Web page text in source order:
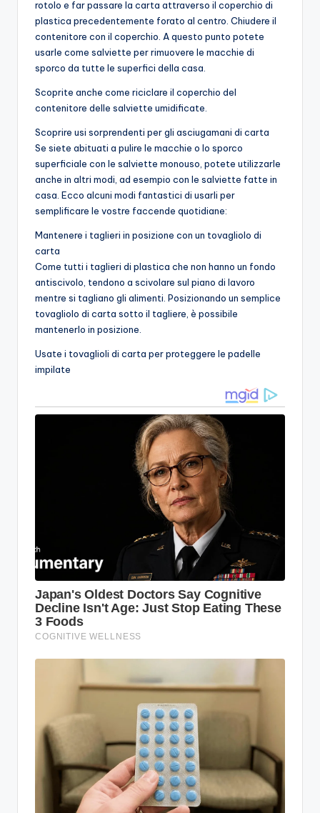
rotolo e far passare la carta attraverso il coperchio di
plastica precedentemente forato al centro. Chiudere il
contenitore con il coperchio. A questo punto potete
usarle come salviette per rimuovere le macchie di
sporco da tutte le superfici della casa.
Scoprite anche come riciclare il coperchio del
contenitore delle salviette umidificate.
Scoprire usi sorprendenti per gli asciugamani di carta
Se siete abituati a pulire le macchie o lo sporco
superficiale con le salviette monouso, potete utilizzarle
anche in altri modi, ad esempio con le salviette fatte in
casa. Ecco alcuni modi fantastici di usarli per
semplificare le vostre faccende quotidiane:
Mantenere i taglieri in posizione con un tovagliolo di
carta
Come tutti i taglieri di plastica che non hanno un fondo
antiscivolo, tendono a scivolare sul piano di lavoro
mentre si tagliano gli alimenti. Posizionando un semplice
tovagliolo di carta sotto il tagliere, è possibile
mantenerlo in posizione.
Usate i tovaglioli di carta per proteggere le padelle
impilate